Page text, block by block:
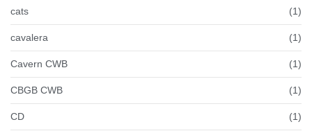
cats (1)
cavalera (1)
Cavern CWB (1)
CBGB CWB (1)
CD (1)